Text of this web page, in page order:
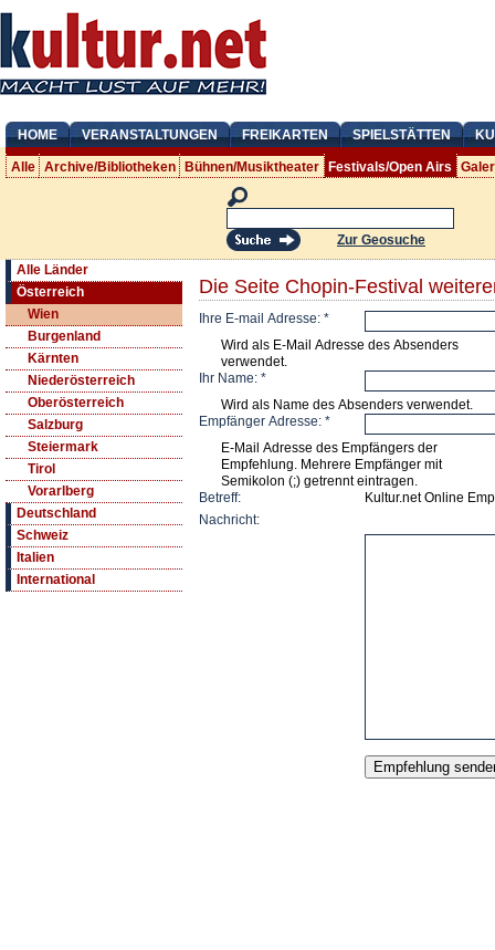
HOME VERANSTALTUNGEN FREIKARTEN SPIELSTÄTTEN
Alle Archive/Bibliotheken Bühnen/Musiktheater Festivals/Open Airs
Zur Geosuche
Alle Länder
Österreich
Wien
Burgenland
Kärnten
Niederösterreich
Oberösterreich
Salzburg
Steiermark
Tirol
Vorarlberg
Deutschland
Schweiz
Italien
International
Die Seite Chopin-Festival
Ihre E-mail Adresse: *
Wird als E-Mail Adresse des Absenders
verwendet.
Ihr Name: *
Wird als Name des Absenders verwendet.
Empfänger Adresse: *
E-Mail Adresse des Empfängers der
Empfehlung. Mehrere Empfänger mit
Semikolon (;) getrennt eintragen.
Betreff:
Kultur.net Online
Nachricht: